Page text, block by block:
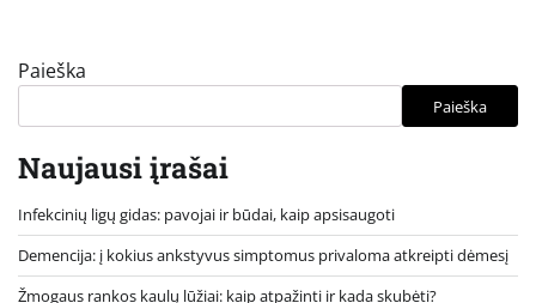
Paieška
Paieška
Naujausi įrašai
Infekcinių ligų gidas: pavojai ir būdai, kaip apsisaugoti
Demencija: į kokius ankstyvus simptomus privaloma atkreipti dėmesį
Žmogaus rankos kaulų lūžiai: kaip atpažinti ir kada skubėti?